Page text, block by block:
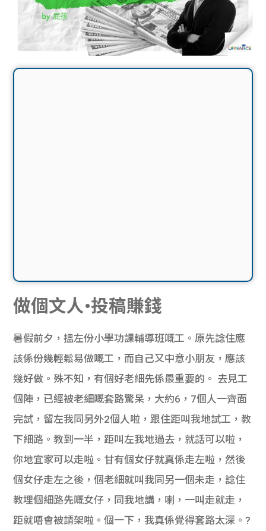
做個文人•投稿賺錢
暑假前夕，搵左份小學功課輔導班嘅工。原先諗住應
該係份幾輕鬆易做嘅工，而自己又中意小朋友，應該
幾好做。殊不知，有個好老細先係最重要的。 去見工
個陣，已經被老細嘅套路驚呆，大約6，7個人一齊面
完試，留左我同另外2個人啦，跟住距叫我地試工，教
下細路。教到一半，距叫左我地過去，就話可以啦，
你地宜家可以走啦。甘有個女仔就真係走左啦，然後
個女仔走左之後，個老細就叫我同另一個未走，諗住
教埋個細路先嘅女仔，同我地講，喇，一叫走就走，
距就唔會被請架啦。個一下，我真係覺得套路太深。?